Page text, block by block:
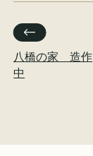
八橋の家 造作
中
資料請求